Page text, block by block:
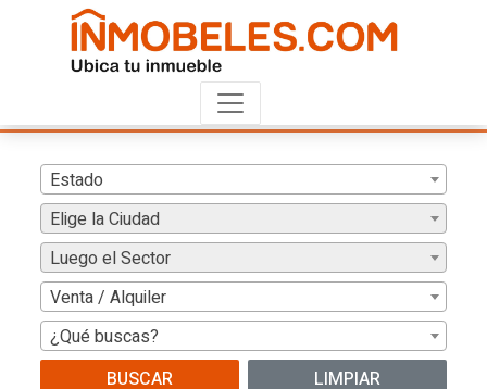
Estado
Elige la Ciudad
Luego el Sector
Venta / Alquiler
¿Qué buscas?
BUSCAR
LIMPIAR